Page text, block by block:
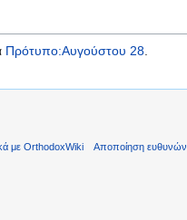
Πρότυπο:Αυγούστου 28.
με OrthodoxWiki Αποποίηση ευθυνών